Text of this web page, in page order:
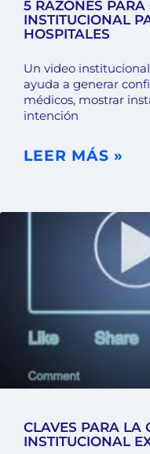
5 RAZONES
INSTITUCIONAL
HOSPITALES
Un video
ayuda a generar
médicos, mostrar
intención
LEER MÁS »
CLAVES PARA LA
INSTITUCIONAL